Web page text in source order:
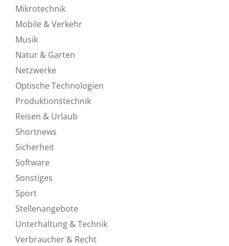
Mikrotechnik
Mobile & Verkehr
Musik
Natur & Garten
Netzwerke
Optische Technologien
Produktionstechnik
Reisen & Urlaub
Shortnews
Sicherheit
Software
Sonstiges
Sport
Stellenangebote
Unterhaltung & Technik
Verbraucher & Recht